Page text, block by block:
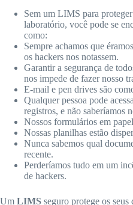
Sem um LIMS para
laboratório, você pode se
como:
Sempre achamos que
os hackers nos notassem.
Garantir a segurança de
nos impede de fazer nosso
E-mail e pen drives são
Qualquer pessoa pode
registros, e não saberíamos
Nossos formulários em
Nossas planilhas estão
Nunca sabemos qual
recente.
Perderíamos tudo em um
de hackers.
Um LIMS seguro protege os seus